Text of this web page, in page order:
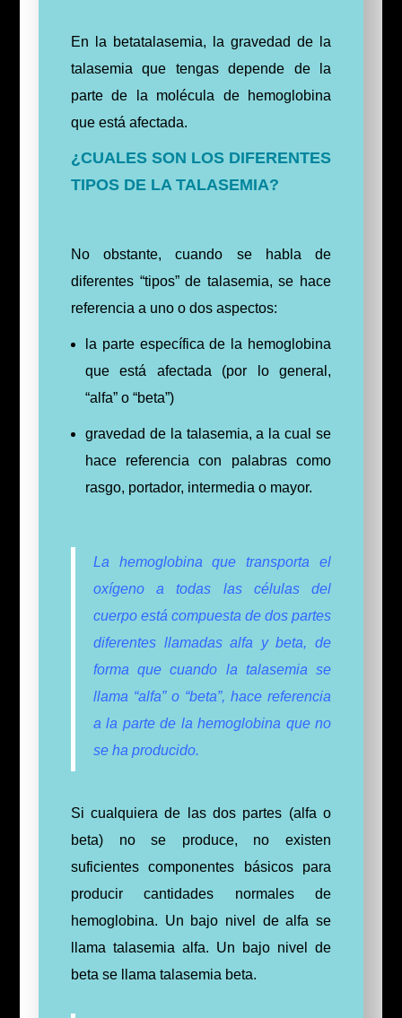
En la betatalasemia, la gravedad de la
talasemia que tengas depende de la
parte de la molécula de hemoglobina
que está afectada.
¿CUALES SON LOS DIFERENTES
TIPOS DE LA TALASEMIA?
No obstante, cuando se habla de
diferentes “tipos” de talasemia, se hace
referencia a uno o dos aspectos:
la parte específica de la hemoglobina
que está afectada (por lo general,
“alfa” o “beta”)
gravedad de la talasemia, a la cual se
hace referencia con palabras como
rasgo, portador, intermedia o mayor.
La hemoglobina que transporta el
oxígeno a todas las células del
cuerpo está compuesta de dos partes
diferentes llamadas alfa y beta, de
forma que cuando la talasemia se
llama “alfa” o “beta”, hace referencia
a la parte de la hemoglobina que no
se ha producido.
Si cualquiera de las dos partes (alfa o
beta) no se produce, no existen
suficientes componentes básicos para
producir cantidades normales de
hemoglobina. Un bajo nivel de alfa se
llama talasemia alfa. Un bajo nivel de
beta se llama talasemia beta.